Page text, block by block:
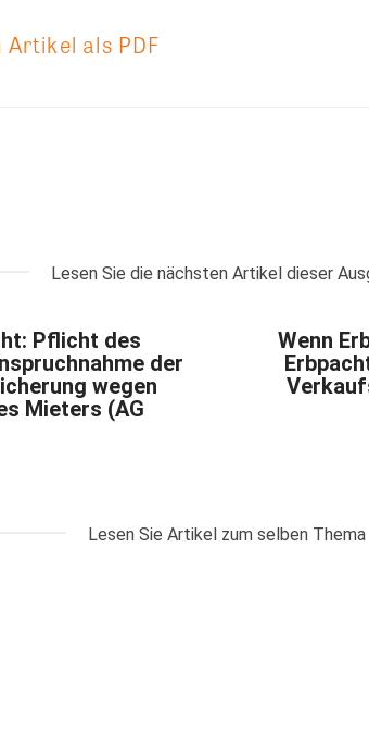
als PDF
Lesen Sie die nächsten Artikel dieser
Pflicht des
der
wegen
Mieters (AG
Wenn
Lesen Sie Artikel zum selben Thema